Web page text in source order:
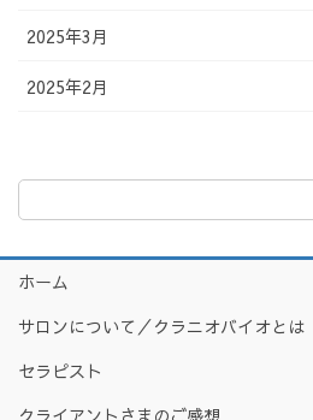
2025年3月
2025年2月
ホーム
サロンについて／クラニオバイオとは
セラピスト